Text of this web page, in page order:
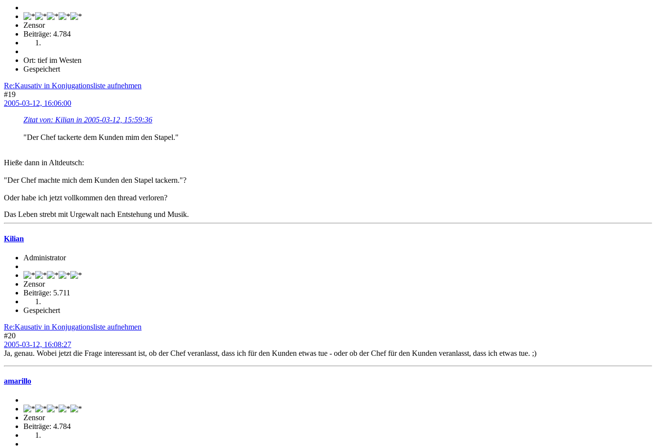
Zensor
Beiträge: 4.784
Ort: tief im Westen
Gespeichert
Re:Kausativ in Konjugationsliste aufnehmen
#19
2005-03-12, 16:06:00
Zitat von: Kilian in 2005-03-12, 15:59:36
"Der Chef tackerte dem Kunden mim den Stapel."
Hieße dann in Altdeutsch:
"Der Chef machte mich dem Kunden den Stapel tackern."?
Oder habe ich jetzt vollkommen den thread verloren?
Das Leben strebt mit Urgewalt nach Entstehung und Musik.
Kilian
Administrator
Zensor
Beiträge: 5.711
Gespeichert
Re:Kausativ in Konjugationsliste aufnehmen
#20
2005-03-12, 16:08:27
Ja, genau. Wobei jetzt die Frage interessant ist, ob der Chef veranlasst, dass ich für den Kunden etwas tue - oder ob der Chef für den Kunden veranlasst, dass ich etwas tue. ;)
amarillo
Zensor
Beiträge: 4.784